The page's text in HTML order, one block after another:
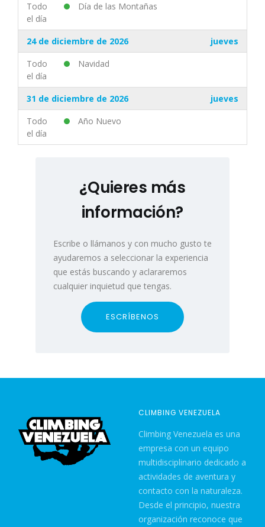
Todo
el día
Día de las Montañas
24 de diciembre de 2026
jueves
Todo
el día
Navidad
31 de diciembre de 2026
jueves
Todo
el día
Año Nuevo
¿Quieres más
información?
Escribe o llámanos y con mucho gusto te
ayudaremos a seleccionar la experiencia
que estás buscando y aclararemos
cualquier inquietud que tengas.
ESCRÍBENOS
CLIMBING VENEZUELA
Climbing Venezuela es una
empresa con un equipo
multidisciplinario dedicado a
actividades de aventura y
contacto con la naturaleza.
Desde el principio, nuestra
organización reconoce que